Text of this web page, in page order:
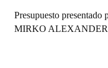
Organigrama
Presupuesto
MIRKO